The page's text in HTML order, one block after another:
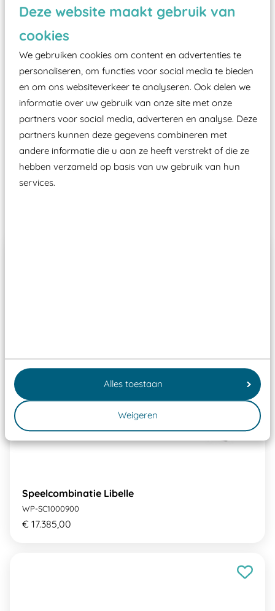
Deze website maakt gebruik van
cookies
We gebruiken cookies om content en advertenties te
personaliseren, om functies voor social media te bieden
en om ons websiteverkeer te analyseren. Ook delen we
informatie over uw gebruik van onze site met onze
partners voor social media, adverteren en analyse. Deze
partners kunnen deze gegevens combineren met
andere informatie die u aan ze heeft verstrekt of die ze
hebben verzameld op basis van uw gebruik van hun
services.
Alles toestaan
Weigeren
valondergrond onder speeltoestellen verplicht is
zoals kunstgras, rubber tegels of boomschors?
Elk speeltoestel in de openbare ruimte voorzien
moet zijn van een typekeuring, -plaatje en
certificering, uitgegeven door een Nederlands
aangewezen keuringsinstantie?
Wij ook speeltoestellen kunnen laten keuren zodat
ze toch binnen het Warenwetbesluit Attractie- en
Speeltoestellen vallen?
Speelcombinatie Libelle
WP-SC1000900
€ 17.385,00